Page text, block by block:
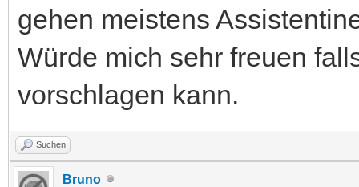
gehen meistens
Würde mich sehr freuen
vorschlagen kann.
Suchen
Bruno